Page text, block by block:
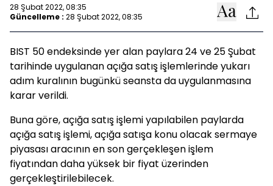
28 Şubat 2022, 08:35
Güncelleme : 28 Şubat 2022, 08:35
BIST 50 endeksinde yer alan paylara 24 ve 25 Şubat
tarihinde uygulanan açığa satış işlemlerinde yukarı
adım kuralının bugünkü seansta da uygulanmasına
karar verildi.
Buna göre, açığa satış işlemi yapılabilen paylarda
açığa satış işlemi, açığa satışa konu olacak sermaye
piyasası aracının en son gerçekleşen işlem
fiyatından daha yüksek bir fiyat üzerinden
gerçekleştirilebilecek.